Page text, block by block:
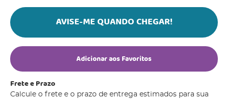
AVISE-ME QUANDO CHEGAR!
Adicionar aos Favoritos
Frete e Prazo
Calcule o frete e o prazo de entrega estimados para sua